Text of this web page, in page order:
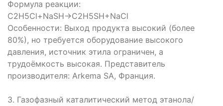
Формула реакции:
C2H5Cl+NaSH→C2H5SH+NaCl
Особенности: Выход продукта высокий (более
80%), но требуется оборудование высокого
давления, источник этила ограничен, а
трудоёмкость высокая. Представитель
производителя: Arkema SA, Франция.
3. Газофазный каталитический метод этанола/